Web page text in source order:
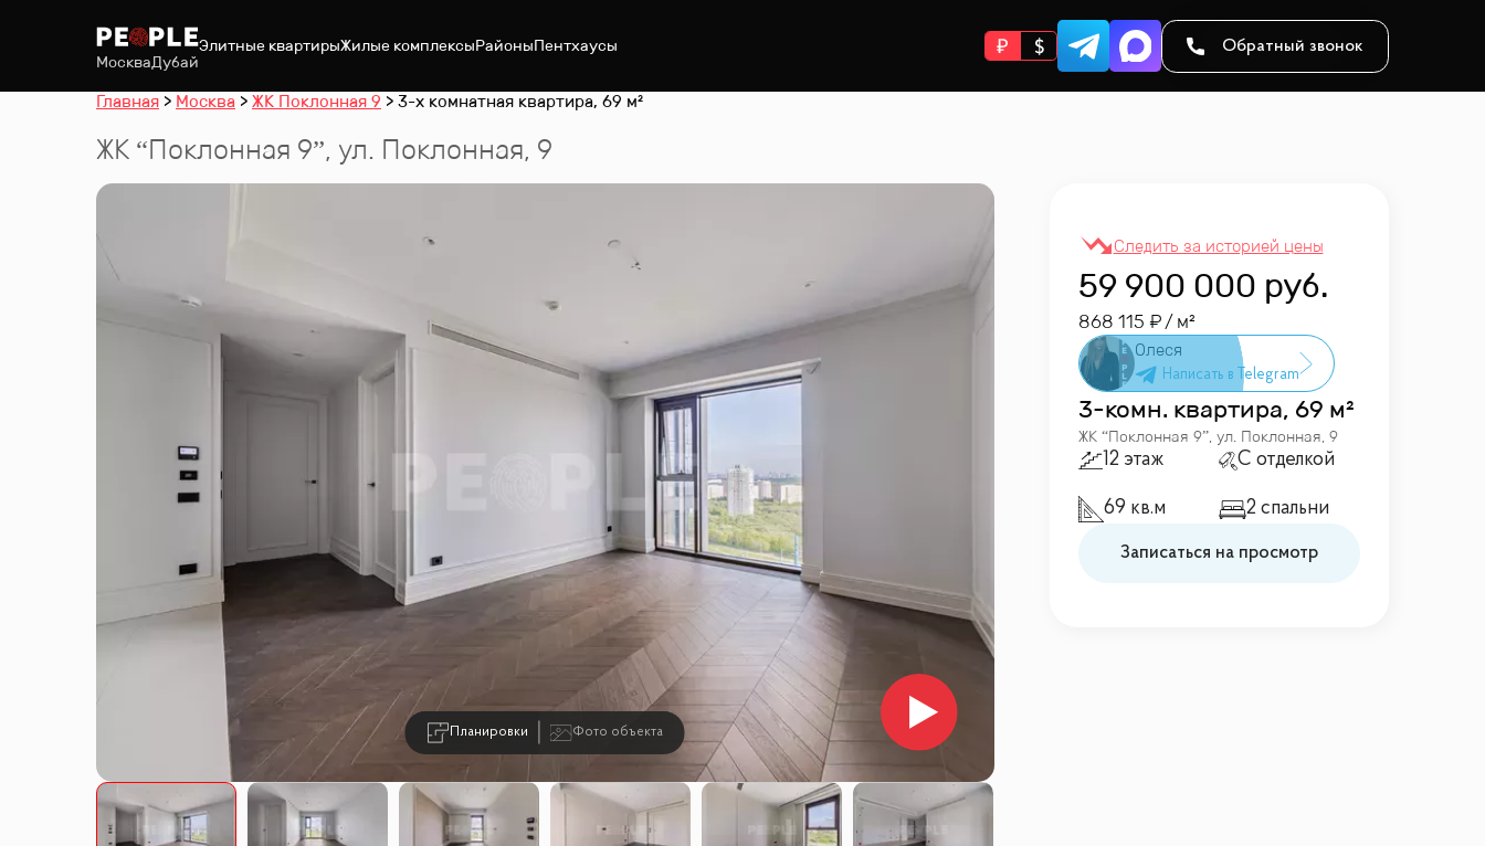
МоскваДубай
Элитные квартирыЖилые комплексыРайоныПентхаусы Обратный звонок
Главная Москва ЖК Поклонная 9 3-х комнатная квартира, 69 м²
ЖК “Поклонная 9”, ул. Поклонная, 9
Планировки Фото объекта
59 900 000 руб.
868 115 / м²
Олеся
3-комн. квартира, 69 м²
ЖК “Поклонная 9”, ул. Поклонная, 9
12 этаж С отделкой
69 кв.м 2 спальни
Записаться на просмотр